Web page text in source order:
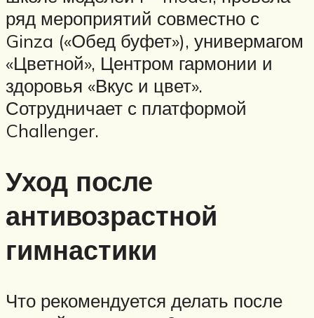
ряд мероприятий совместно с
Ginza («Обед буфет»), универмагом
«Цветной», Центром гармонии и
здоровья «Вкус и цвет».
Сотрудничает с платформой
Challenger.
Уход после
антивозрастной
гимнастики
Что рекомендуется делать после